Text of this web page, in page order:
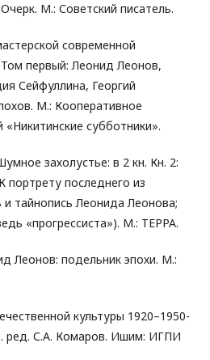
М.: Советский писатель.
современной
первый: Леонид Леонов,
Сейфуллина, Георгий
М.: Кооперативное
субботники».
захолустье: в 2 кн. Кн. 2:
портрету последнего из
и тайнопись Леонида Леонова;
«прогрессиста»). М.: ТЕРРА.
Леонов: подельник эпохи. М.:
культуры 1920–1950-
ред. С.А. Комаров. Ишим: ИГПИ